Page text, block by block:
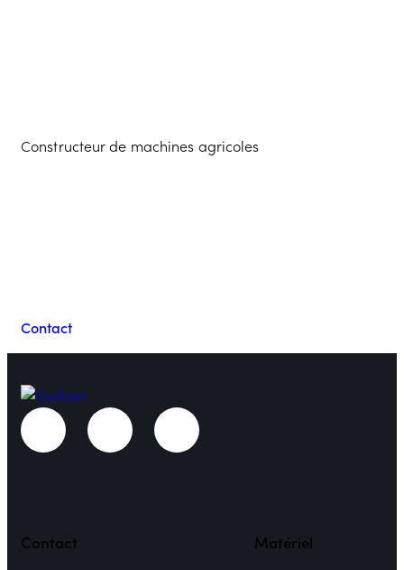
Constructeur de machines agricoles
Contact
Contact Matériel